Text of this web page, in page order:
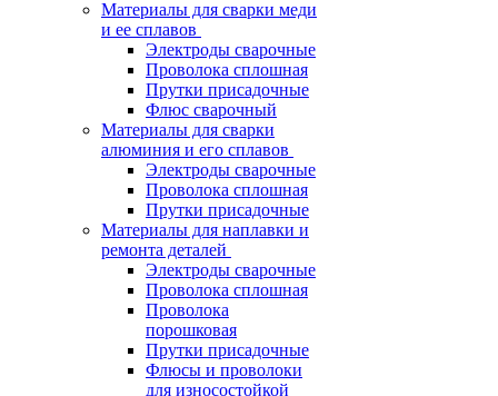
Материалы для сварки меди
и ее сплавов
Электроды сварочные
Проволока сплошная
Прутки присадочные
Флюс сварочный
Материалы для сварки
алюминия и его сплавов
Электроды сварочные
Проволока сплошная
Прутки присадочные
Материалы для наплавки и
ремонта деталей
Электроды сварочные
Проволока сплошная
Проволока
порошковая
Прутки присадочные
Флюсы и проволоки
для износостойкой